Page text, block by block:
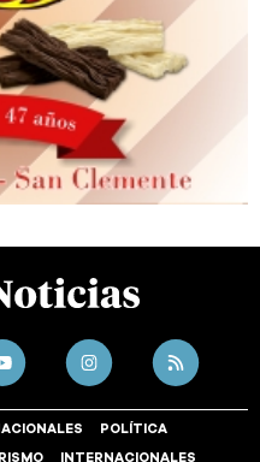
POLÍTICA
INTERNACIONALES